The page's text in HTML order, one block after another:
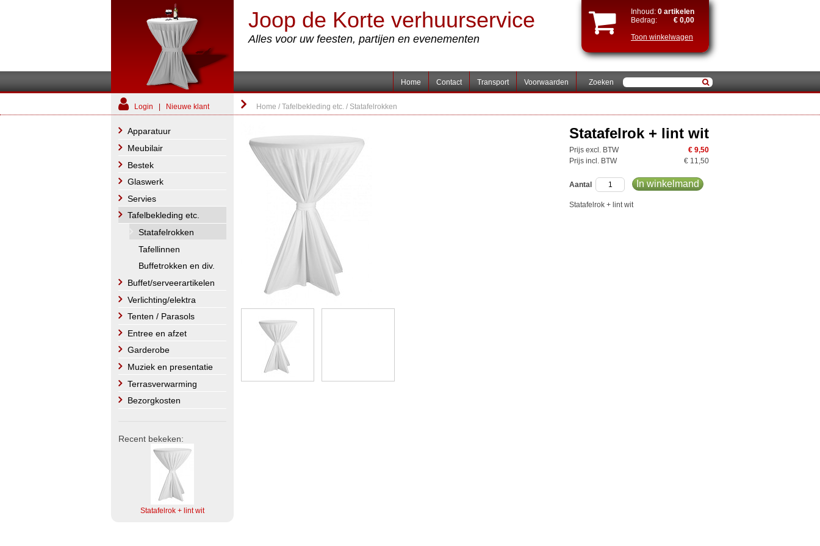
Joop de Korte verhuurservice
Alles voor uw feesten, partijen en evenementen
Inhoud: 0 artikelen
Bedrag:
€ 0,00
Toon winkelwagen
Zoeken
Home Contact Transport Voorwaarden
Login Nieuwe klant Home /Tafelbekleding etc. / Statafelrokken
Apparatuur
Meubilair
Bestek
Glaswerk
Servies
Tafelbekleding etc.
Statafelrokken
Tafellinnen
Buffetrokken en div.
Buffet/serveerartikelen
Verlichting/elektra
Tenten / Parasols
Entree en afzet
Garderobe
Muziek en presentatie
Terrasverwarming
Bezorgkosten
Recent bekeken:
Statafelrok + lint wit
Statafelrok + lint wit
Prijs excl. BTW
€ 9,50
Prijs incl. BTW
€ 11,50
Aantal In winkelmand
Statafelrok + lint wit